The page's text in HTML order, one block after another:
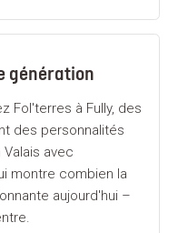
génération
Fol'terres à Fully, des
des personnalités
avec
montre combien la
aujourd'hui –